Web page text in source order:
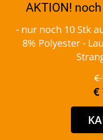
AKTION!
- nur noch 10 Stk
8% Polyester -
€
€